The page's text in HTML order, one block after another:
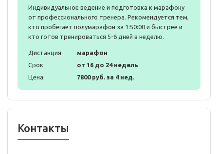
Индивидуальное ведение и подготовка к марафону
от профессионального тренера. Рекомендуется тем,
кто пробегает полумарафон за 1:50:00 и быстрее и
кто готов тренироваться 5-6 дней в неделю.
Дистанция:
марафон
Срок:
от 16 до 24 недель
Цена:
7800 руб. за 4 нед.
Контакты